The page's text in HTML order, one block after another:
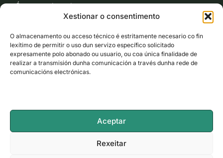
Xestionar o consentimento
O almacenamento ou acceso técnico é estritamente necesario co fin
lexítimo de permitir o uso dun servizo específico solicitado
expresamente polo abonado ou usuario, ou coa única finalidade de
realizar a transmisión dunha comunicación a través dunha rede de
comunicacións electrónicas.
Aceptar
Rexeitar
Órganos de goberno
Acceso a videoactas
xunta de goberno local
Imaxe corporativa
CARBALLO AO DÍA